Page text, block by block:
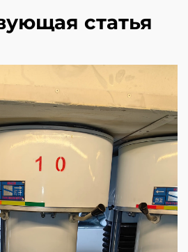
статья